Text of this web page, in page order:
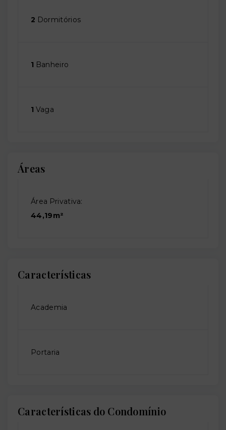
2 Dormitórios
1 Banheiro
1 Vaga
Áreas
Área Privativa:
44,19m²
Características
Academia
Portaria
Características do Condomínio